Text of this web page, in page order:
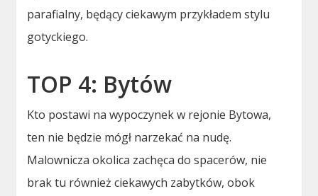
parafialny, będący ciekawym przykładem stylu
gotyckiego.
TOP 4: Bytów
Kto postawi na wypoczynek w rejonie Bytowa,
ten nie będzie mógł narzekać na nudę.
Malownicza okolica zachęca do spacerów, nie
brak tu również ciekawych zabytków, obok